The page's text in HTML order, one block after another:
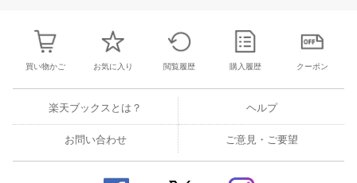
買い物かご お気に入り 閲覧履歴 購入履歴 クーポン
楽天ブックスとは？ ヘルプ
お問い合わせ ご意見・ご要望